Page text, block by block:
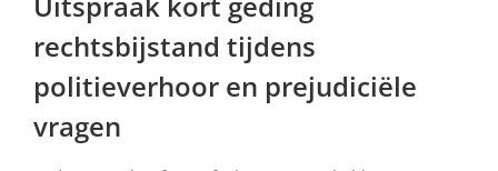
rechtsbijstand tijdens
politieverhoor en prejudiciële
vragen